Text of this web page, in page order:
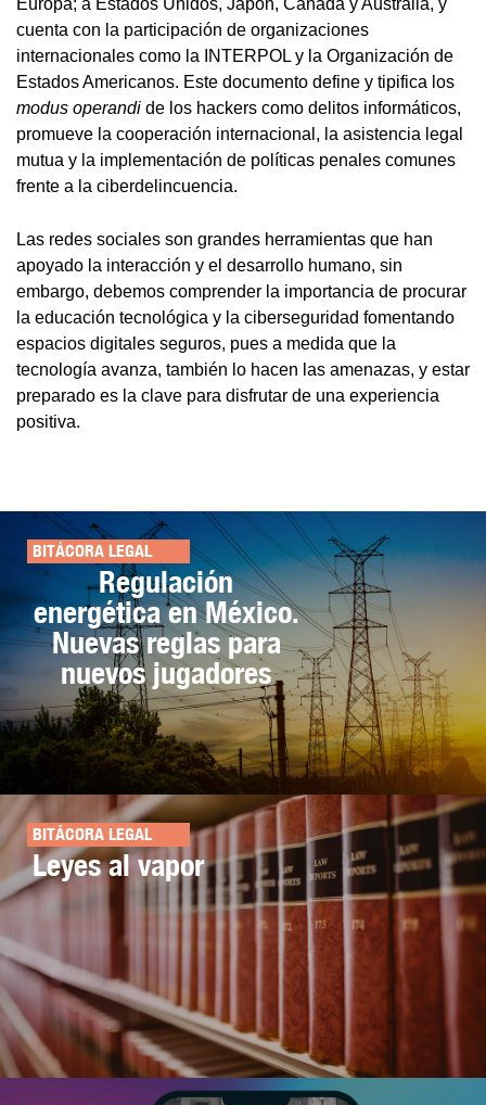
Europa; a Estados Unidos, Japón, Canadá y Australia, y
cuenta con la participación de organizaciones
internacionales como la INTERPOL y la Organización de
Estados Americanos. Este documento define y tipifica los
modus operandi de los hackers como delitos informáticos,
promueve la cooperación internacional, la asistencia legal
mutua y la implementación de políticas penales comunes
frente a la ciberdelincuencia.
Las redes sociales son grandes herramientas que han
apoyado la interacción y el desarrollo humano, sin
embargo, debemos comprender la importancia de procurar
la educación tecnológica y la ciberseguridad fomentando
espacios digitales seguros, pues a medida que la
tecnología avanza, también lo hacen las amenazas, y estar
preparado es la clave para disfrutar de una experiencia
positiva.
BITÁCORA LEGAL
Regulación
energética en México.
Nuevas reglas para
nuevos jugadores
BITÁCORA LEGAL
Leyes al vapor